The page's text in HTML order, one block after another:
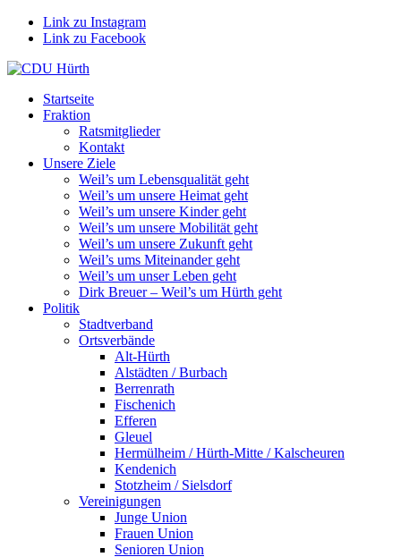
Link zu Instagram
Link zu Facebook
Startseite
Fraktion
Ratsmitglieder
Kontakt
Unsere Ziele
Weil’s um Lebensqualität geht
Weil’s um unsere Heimat geht
Weil’s um unsere Kinder geht
Weil’s um unsere Mobilität geht
Weil’s um unsere Zukunft geht
Weil’s ums Miteinander geht
Weil’s um unser Leben geht
Dirk Breuer – Weil’s um Hürth geht
Politik
Stadtverband
Ortsverbände
Alt-Hürth
Alstädten / Burbach
Berrenrath
Fischenich
Efferen
Gleuel
Hermülheim / Hürth-Mitte / Kalscheuren
Kendenich
Stotzheim / Sielsdorf
Vereinigungen
Junge Union
Frauen Union
Senioren Union